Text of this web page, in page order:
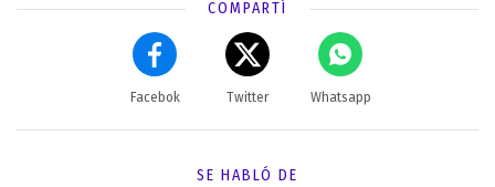
COMPARTÍ
Facebok Twitter Whatsapp
SE HABLÓ DE